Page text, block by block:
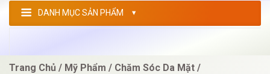
DANH MỤC SẢN PHẨM
Trang Chủ Mỹ Phẩm
Chăm Sóc Da Mặt